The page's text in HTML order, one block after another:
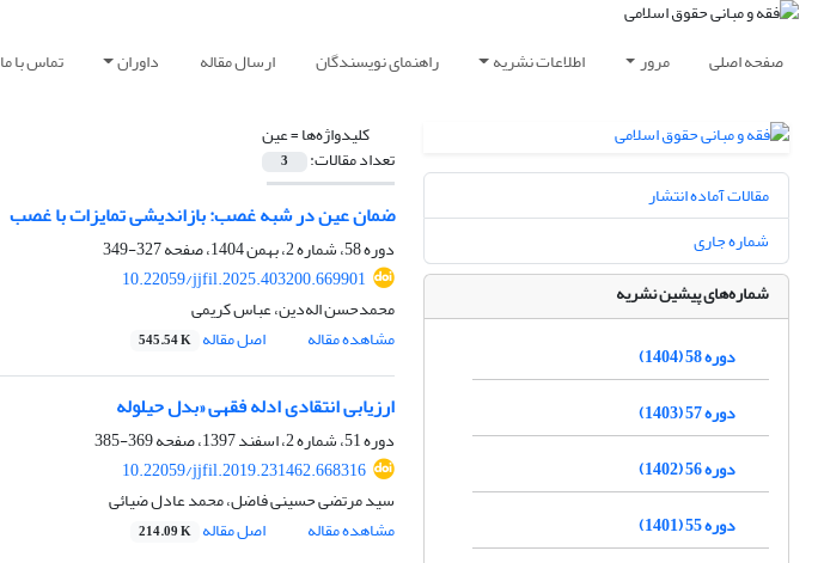
صفحه اصلی مرور اطلاعات نشریه راهنمای نویسندگان ارسال مقاله داوران تماس با ما
کلیدواژه‌ها =عین
تعداد مقالات: 3
ضمان عین در شبه غصب: بازاندیشی تمایزات با غصب
دوره 58، شماره 2، بهمن 1404، صفحه
327-349
10.22059/jjfil.2025.403200.669901
محمدحسن اله‎‌دین، عباس کریمی
مشاهده مقاله
اصل مقاله 545.54 K
ارزیابی انتقادی ادله فقهی «بدل حیلوله
دوره 51، شماره 2، اسفند 1397، صفحه
369-385
10.22059/jjfil.2019.231462.668316
سید مرتضی حسینی فاضل، محمد عادل ضیائی
مشاهده مقاله
اصل مقاله 214.09 K
مقالات آماده انتشار
شماره جاری
شماره‌های پیشین نشریه
دوره 58 (1404)
دوره 57 (1403)
دوره 56 (1402)
دوره 55 (1401)